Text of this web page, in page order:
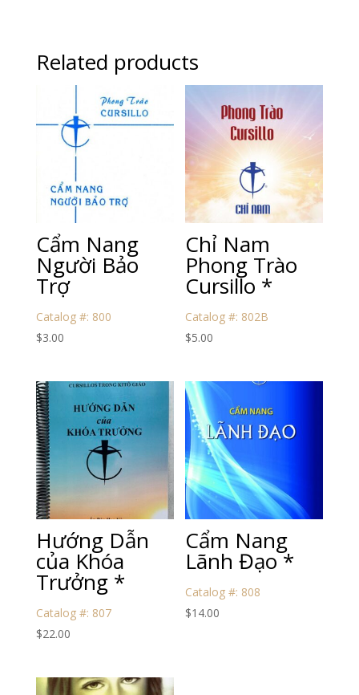
Related products
Cẩm Nang
Người Bảo
Trợ
Catalog #: 800
$3.00
Chỉ Nam
Phong Trào
Cursillo *
Catalog #: 802B
$5.00
Hướng Dẫn
của Khóa
Trưởng *
Catalog #: 807
$22.00
Cẩm Nang
Lãnh Đạo *
Catalog #: 808
$14.00